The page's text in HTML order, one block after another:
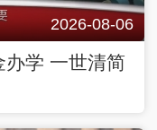
2026-08-06
办学 一世清简